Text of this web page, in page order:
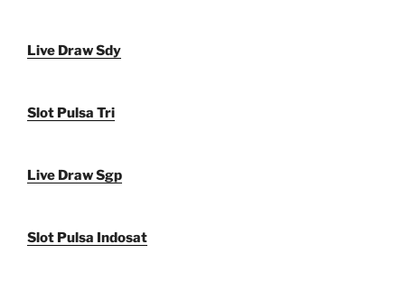
Live Draw Sdy
Slot Pulsa Tri
Live Draw Sgp
Slot Pulsa Indosat